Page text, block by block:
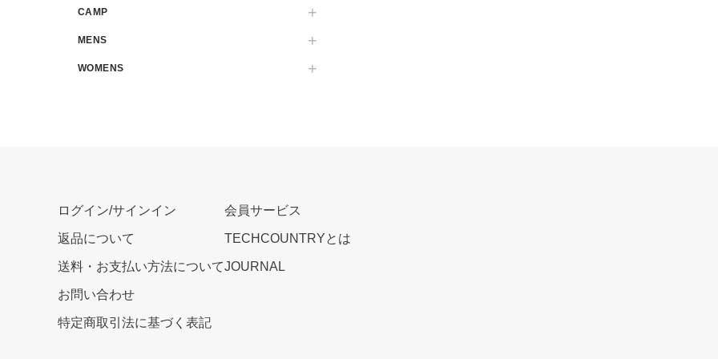
CAMP
MENS
WOMENS
ログイン/サインイン
返品について
送料・お支払い方法について
お問い合わせ
特定商取引法に基づく表記
会員サービス
TECHCOUNTRYとは
JOURNAL